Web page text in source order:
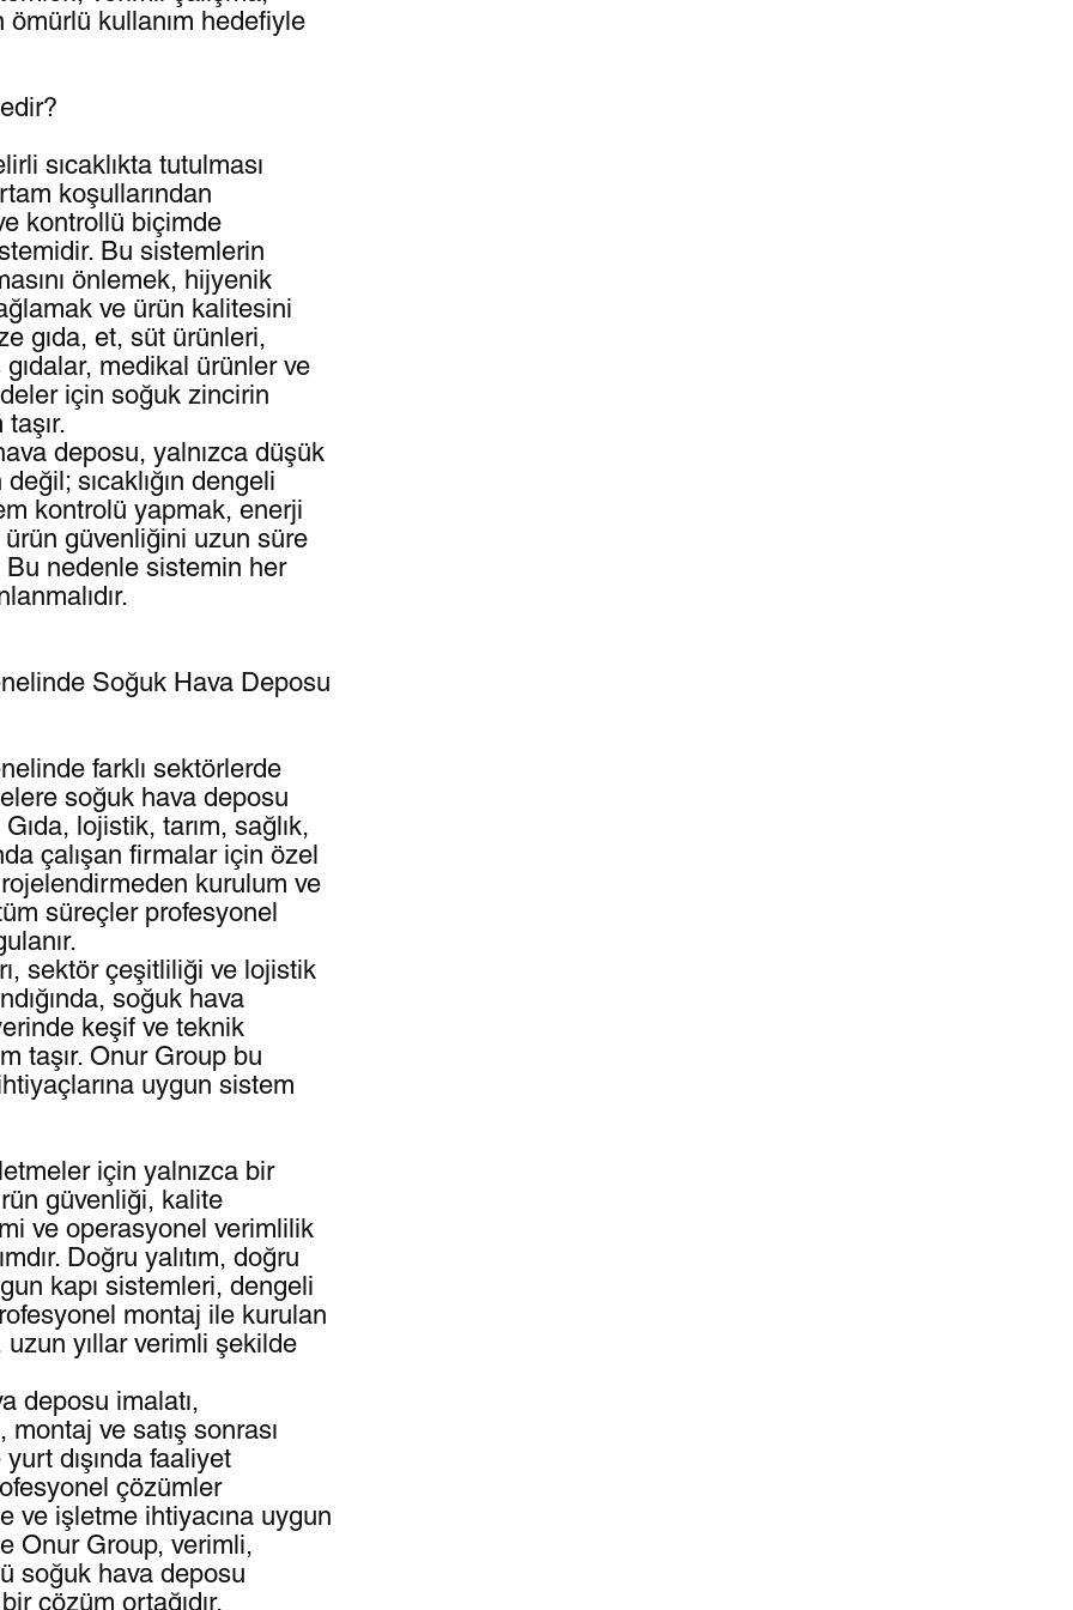
kullanım hedefiyle
sıcaklıkta tutulması
koşullarından
kontrollü biçimde
Bu sistemlerin
önlemek, hijyenik
ve ürün kalitesini
gıda, et, süt ürünleri,
medikal ürünler ve
için soğuk zincirin
deposu, yalnızca düşük
sıcaklığın dengeli
kontrolü yapmak, enerji
güvenliğini uzun süre
Bu nedenle sistemin her
Soğuk Hava Deposu
farklı sektörlerde
soğuk hava deposu
lojistik, tarım, sağlık,
çalışan firmalar için özel
kurulum ve
süreçler profesyonel
sektör çeşitliliği ve lojistik
soğuk hava
keşif ve teknik
taşır. Onur Group bu
uygun sistem
için yalnızca bir
güvenliği, kalite
ve operasyonel verimlilik
Doğru yalıtım, doğru
kapı sistemleri, dengeli
montaj ile kurulan
yıllar verimli şekilde
deposu imalatı,
ve satış sonrası
dışında faaliyet
çözümler
ve işletme ihtiyacına uygun
Onur Group, verimli,
soğuk hava deposu
çözüm ortağıdır.